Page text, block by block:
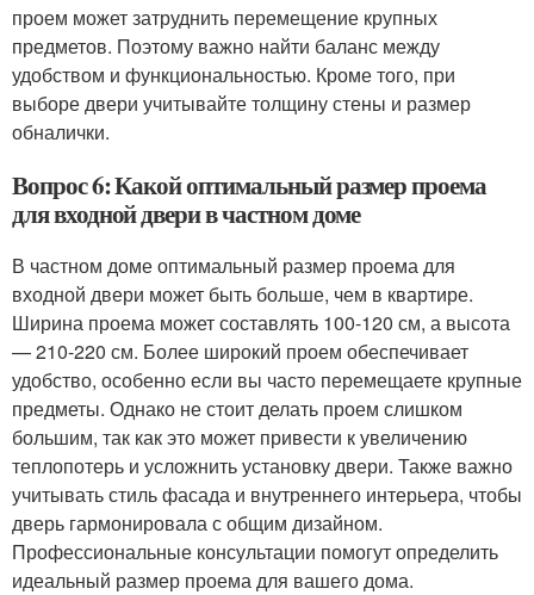
проем может затруднить перемещение крупных
предметов. Поэтому важно найти баланс между
удобством и функциональностью. Кроме того, при
выборе двери учитывайте толщину стены и размер
обналички.
Вопрос 6: Какой оптимальный размер проема
для входной двери в частном доме
В частном доме оптимальный размер проема для
входной двери может быть больше, чем в квартире.
Ширина проема может составлять 100-120 см, а высота
— 210-220 см. Более широкий проем обеспечивает
удобство, особенно если вы часто перемещаете крупные
предметы. Однако не стоит делать проем слишком
большим, так как это может привести к увеличению
теплопотерь и усложнить установку двери. Также важно
учитывать стиль фасада и внутреннего интерьера, чтобы
дверь гармонировала с общим дизайном.
Профессиональные консультации помогут определить
идеальный размер проема для вашего дома.